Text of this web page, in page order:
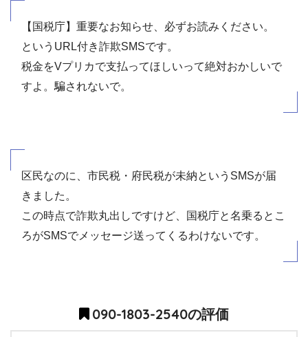
【国税庁】重要なお知らせ、必ずお読みください。
というURL付き詐欺SMSです。
税金をVプリカで支払ってほしいって絶対おかしいで
すよ。騙されないで。
区民なのに、市民税・府民税が未納というSMSが届
きました。
この時点で詐欺丸出しですけど、国税庁と名乗るとこ
ろがSMSでメッセージ送ってくるわけないです。
090-1803-2540の評価